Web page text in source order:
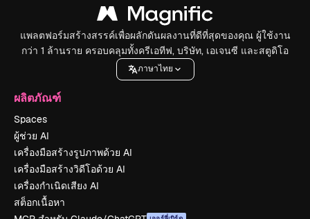
แพลตฟอร์มสร้างสรรค์เพื่อผลักดันผลงานที่ดีที่สุดของคุณ ผู้ใช้งาน
กว่า 1 ล้านราย ครอบคลุมทั้งครีเอทีฟ, บริษัท, เอเจนซี และสตูดิโอ
ภาษาไทย
ผลิตภัณฑ์
Spaces
ผู้ช่วย AI
เครื่องมือสร้างรูปภาพด้วย AI
เครื่องมือสร้างวิดีโอด้วย AI
เครื่องกำเนิดเสียง AI
สต็อกเนื้อหา